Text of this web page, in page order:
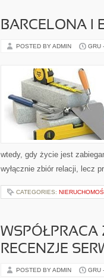
BARCELONA I
POSTED BY ADMIN GRU
wtedy, gdy życie jest
wyłącznie zbiór relacji, lecz
CATEGORIES:
WSPÓŁPRACA
RECENZJE
POSTED BY ADMIN GRU